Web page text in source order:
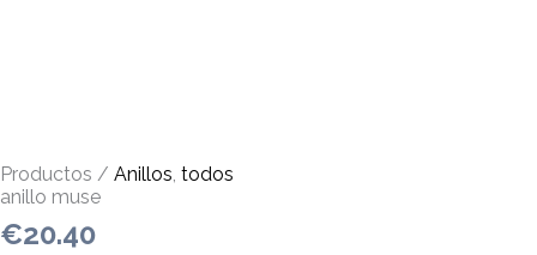
Productos / Anillos, todos
anillo muse
€20.40